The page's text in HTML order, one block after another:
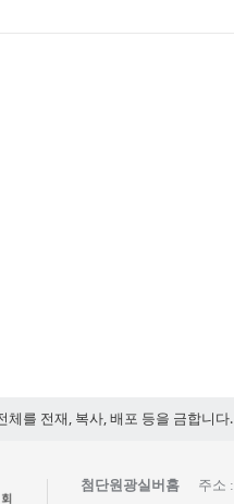
체를 전재, 복사, 배포 등을 금합니다.
첨단원광실버홈 주소 :